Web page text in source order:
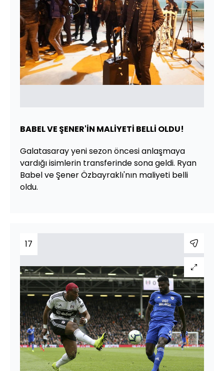
BABEL VE ŞENER'İN MALİYETİ BELLİ OLDU!
Galatasaray yeni sezon öncesi anlaşmaya
vardığı isimlerin transferinde sona geldi. Ryan
Babel ve Şener Özbayraklı'nın maliyeti belli
oldu.
17